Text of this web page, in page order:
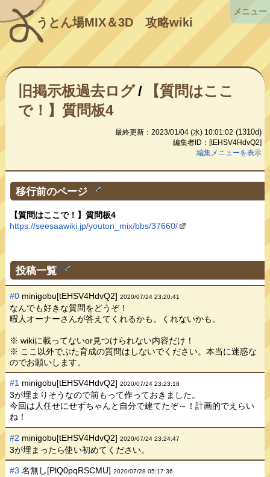
うとん場MIX＆3D攻略wiki
旧掲示板過去ログ/
【質問はここ
で！】質問板4
最終更新：2023/01/04 (水) 10:01:02 (1310d)
編集者ID：[tEHSV4HdvQ2]
編集メニューを表示
移行前のページ †
【質問はここで！】質問板4
https://seesaawiki.jp/youton_mix/bbs/37660/
投稿一覧 †
#0 minigobu[tEHSV4HdvQ2]2020/07/24 23:20:41
なんでも好きな質問をどうぞ！
暇人オーナーさんが答えてくれるかも。くれないかも。
※ wikiに載ってないor見つけられない内容だけ！
※ ここ以外でぶた育成の質問はしないでください。本当に迷惑な
のでお願いします。
#1 minigobu[tEHSV4HdvQ2]2020/07/24 23:23:18
3が埋まりそうなので前もって作っておきました。
今回は人任せにせずちゃんと自分で建てたぞ～！計画的でえらい
ね！
#2 minigobu[tEHSV4HdvQ2]2020/07/24 23:24:47
3が埋まったら使い初めてください。
#3 名無し[PlQ0pqRSCMU]2020/07/28 05:17:36
メニュー